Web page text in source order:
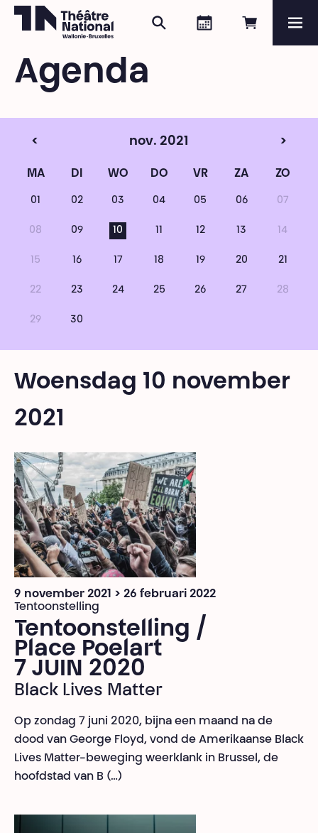
Online
Agenda
Zoeken
Agenda
< nov. 2021 >
MA DI WO DO VR ZA ZO
01 02 03 04 05 06 07
08 09 10 11 12 13 14
15 16 17 18 19 20 21
22 23 24 25 26 27 28
29 30
Woensdag 10 november
2021
9 november 2021 > 26 februari 2022
Tentoonstelling
Tentoonstelling /
Place Poelart
7 JUIN 2020
Black Lives Matter
Op zondag 7 juni 2020, bijna een maand na de
dood van George Floyd, vond de Amerikaanse Black
Lives Matter-beweging weerklank in Brussel, de
hoofdstad van B (…)